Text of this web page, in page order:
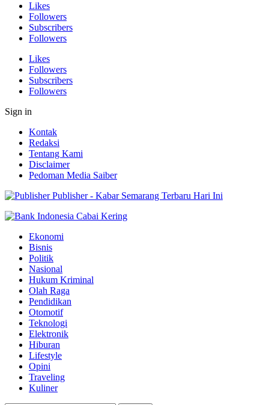
Likes
Followers
Subscribers
Followers
Likes
Followers
Subscribers
Followers
Sign in
Kontak
Redaksi
Tentang Kami
Disclaimer
Pedoman Media Saiber
Publisher - Kabar Semarang Terbaru Hari Ini
Ekonomi
Bisnis
Politik
Nasional
Hukum Kriminal
Olah Raga
Pendidikan
Otomotif
Teknologi
Elektronik
Hiburan
Lifestyle
Opini
Traveling
Kuliner